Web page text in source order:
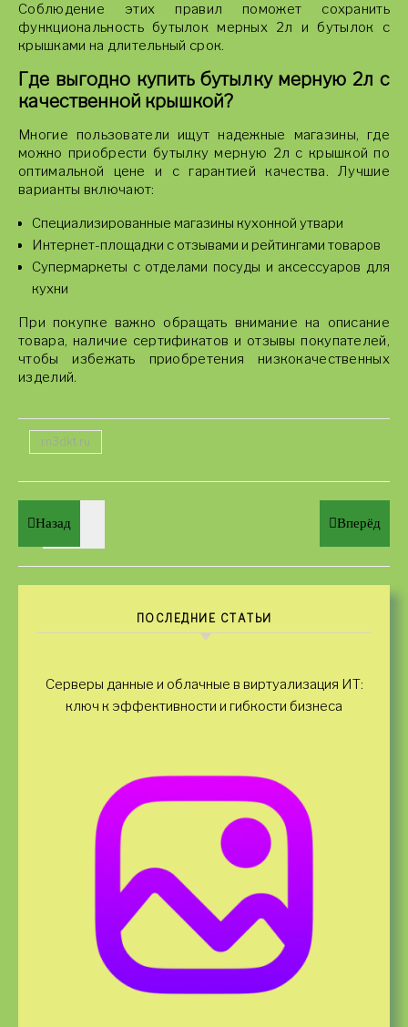
Соблюдение этих правил поможет сохранить
функциональность бутылок мерных 2л и бутылок с
крышками на длительный срок.
Где выгодно купить бутылку мерную 2л с
качественной крышкой?
Многие пользователи ищут надежные магазины, где
можно приобрести бутылку мерную 2л с крышкой по
оптимальной цене и с гарантией качества. Лучшие
варианты включают:
Специализированные магазины кухонной утвари
Интернет-площадки с отзывами и рейтингами товаров
Супермаркеты с отделами посуды и аксессуаров для
кухни
При покупке важно обращать внимание на описание
товара, наличие сертификатов и отзывы покупателей,
чтобы избежать приобретения низкокачественных
изделий.
rn3dkt.ru
Назад Вперёд
ПОСЛЕДНИЕ СТАТЬИ
Серверы данные и облачные в виртуализация ИТ:
ключ к эффективности и гибкости бизнеса